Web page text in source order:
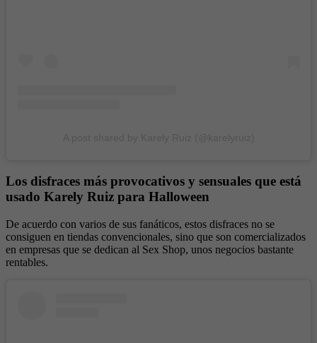
Los disfraces más provocativos y sensuales que está
usado Karely Ruiz para Halloween
De acuerdo con varios de sus fanáticos, estos disfraces no se
consiguen en tiendas convencionales, sino que son comercializados
en empresas que se dedican al Sex Shop, unos negocios bastante
rentables.